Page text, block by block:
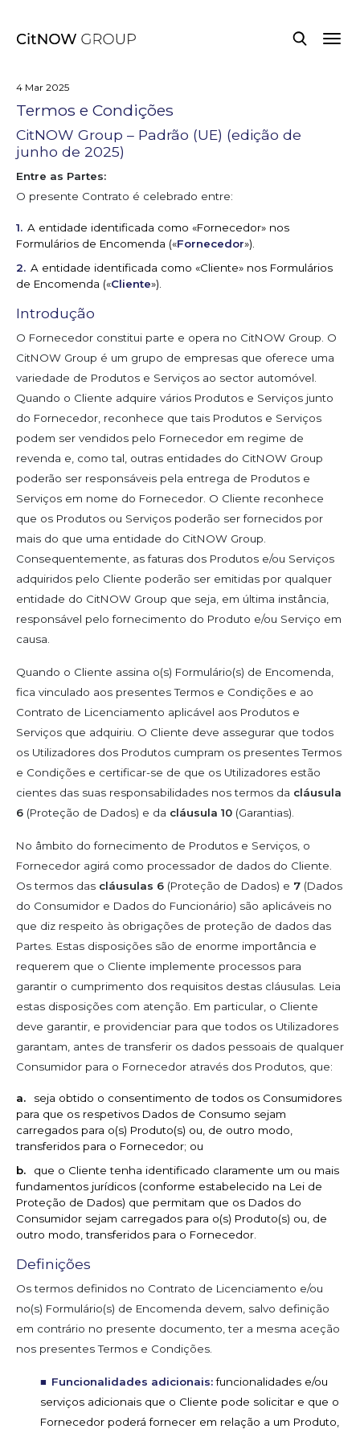
4 Mar 2025
Termos e Condições
CitNOW Group – Padrão (UE) (edição de
junho de 2025)
Entre as Partes:
O presente Contrato é celebrado entre:
A entidade identificada como «Fornecedor» nos
Formulários de Encomenda («Fornecedor»).
A entidade identificada como «Cliente» nos Formulários
de Encomenda («Cliente»).
Introdução
O Fornecedor constitui parte e opera no CitNOW Group. O
CitNOW Group é um grupo de empresas que oferece uma
variedade de Produtos e Serviços ao sector automóvel.
Quando o Cliente adquire vários Produtos e Serviços junto
do Fornecedor, reconhece que tais Produtos e Serviços
podem ser vendidos pelo Fornecedor em regime de
revenda e, como tal, outras entidades do CitNOW Group
poderão ser responsáveis pela entrega de Produtos e
Serviços em nome do Fornecedor. O Cliente reconhece
que os Produtos ou Serviços poderão ser fornecidos por
mais do que uma entidade do CitNOW Group.
Consequentemente, as faturas dos Produtos e/ou Serviços
adquiridos pelo Cliente poderão ser emitidas por qualquer
entidade do CitNOW Group que seja, em última instância,
responsável pelo fornecimento do Produto e/ou Serviço em
causa.
Quando o Cliente assina o(s) Formulário(s) de Encomenda,
fica vinculado aos presentes Termos e Condições e ao
Contrato de Licenciamento aplicável aos Produtos e
Serviços que adquiriu. O Cliente deve assegurar que todos
os Utilizadores dos Produtos cumpram os presentes Termos
e Condições e certificar-se de que os Utilizadores estão
cientes das suas responsabilidades nos termos da cláusula
6 (Proteção de Dados) e da cláusula 10 (Garantias).
No âmbito do fornecimento de Produtos e Serviços, o
Fornecedor agirá como processador de dados do Cliente.
Os termos das cláusulas 6 (Proteção de Dados) e 7 (Dados
do Consumidor e Dados do Funcionário) são aplicáveis no
que diz respeito às obrigações de proteção de dados das
Partes. Estas disposições são de enorme importância e
requerem que o Cliente implemente processos para
garantir o cumprimento dos requisitos destas cláusulas. Leia
estas disposições com atenção. Em particular, o Cliente
deve garantir, e providenciar para que todos os Utilizadores
garantam, antes de transferir os dados pessoais de qualquer
Consumidor para o Fornecedor através dos Produtos, que:
seja obtido o consentimento de todos os Consumidores
para que os respetivos Dados de Consumo sejam
carregados para o(s) Produto(s) ou, de outro modo,
transferidos para o Fornecedor; ou
que o Cliente tenha identificado claramente um ou mais
fundamentos jurídicos (conforme estabelecido na Lei de
Proteção de Dados) que permitam que os Dados do
Consumidor sejam carregados para o(s) Produto(s) ou, de
outro modo, transferidos para o Fornecedor.
Definições
Os termos definidos no Contrato de Licenciamento e/ou
no(s) Formulário(s) de Encomenda devem, salvo definição
em contrário no presente documento, ter a mesma aceção
nos presentes Termos e Condições.
Funcionalidades adicionais:funcionalidades e/ou
serviços adicionais que o Cliente pode solicitar e que o
Fornecedor poderá fornecer em relação a um Produto,